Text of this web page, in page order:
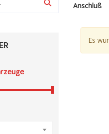
Anschluß
Es